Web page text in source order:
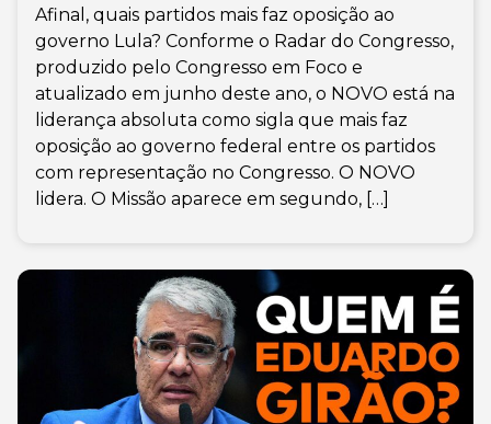
Afinal, quais partidos mais faz oposição ao
governo Lula? Conforme o Radar do Congresso,
produzido pelo Congresso em Foco e
atualizado em junho deste ano, o NOVO está na
liderança absoluta como sigla que mais faz
oposição ao governo federal entre os partidos
com representação no Congresso. O NOVO
lidera. O Missão aparece em segundo, […]